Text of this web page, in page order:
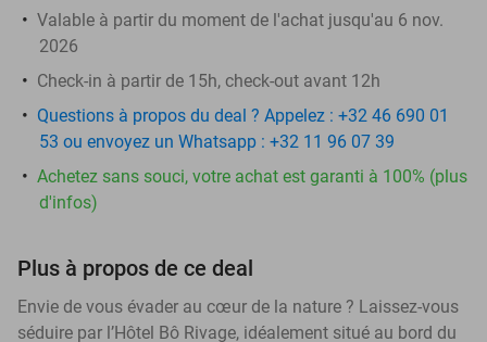
Valable à partir du moment de l'achat jusqu'au 6 nov.
2026
Check-in à partir de 15h, check-out avant 12h
Questions à propos du deal ? Appelez : +32 46 690 01
53 ou envoyez un Whatsapp : +32 11 96 07 39
Achetez sans souci, votre achat est garanti à 100% (plus
d'infos)
Plus à propos de ce deal
Envie de vous évader au cœur de la nature ? Laissez-vous
séduire par l’Hôtel Bô Rivage, idéalement situé au bord du